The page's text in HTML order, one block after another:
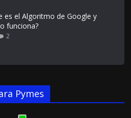
es el Algoritmo de Google y
funciona?
2
Pymes